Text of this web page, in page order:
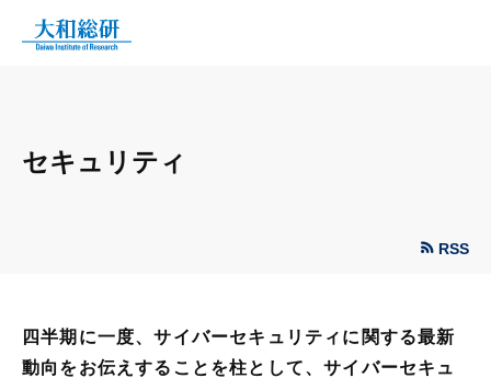
セキュリティ
RSS
四半期に一度、サイバーセキュリティに関する最新
動向をお伝えすることを柱として、サイバーセキュ